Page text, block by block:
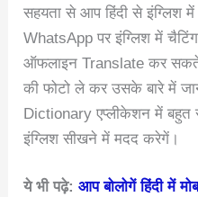
सहयता से आप हिंदी से इंग्लिश
WhatsApp पर इंग्लिश में
ऑफलाइन Translate कर सकते
की फोटो ले कर उसके बारे में
Dictionary एप्लीकेशन में बहुत
इंग्लिश सीखने में मदद करेगें।
ये भी पढ़े: आप बोलोगें हिंदी में